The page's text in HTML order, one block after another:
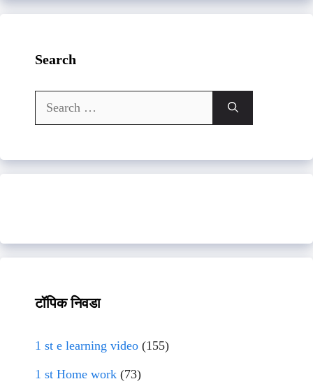
Search
Search
for:
टॉपिक निवडा
1 st e learning video (155)
1 st Home work (73)